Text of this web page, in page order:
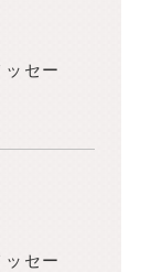
ッセー
ッセー